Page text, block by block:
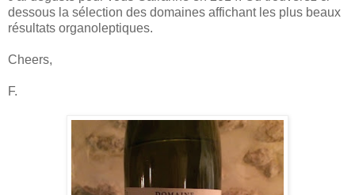
dessous la sélection des domaines affichant les plus beaux
résultats organoleptiques.
Cheers,
F.